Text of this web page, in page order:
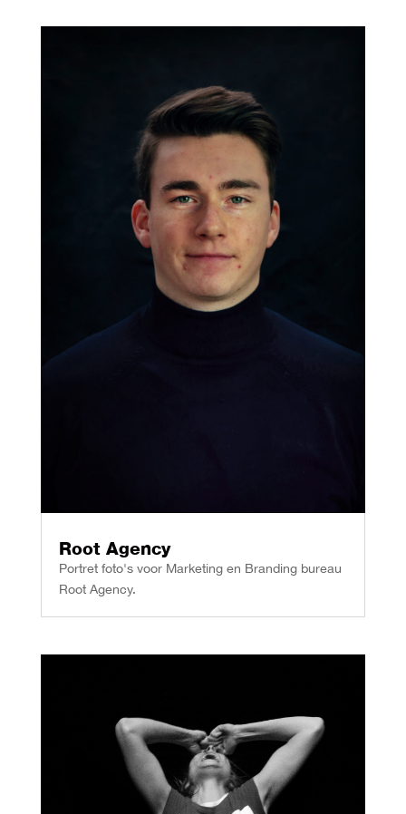
Root Agency
Portret foto's voor Marketing en Branding bureau
Root Agency.